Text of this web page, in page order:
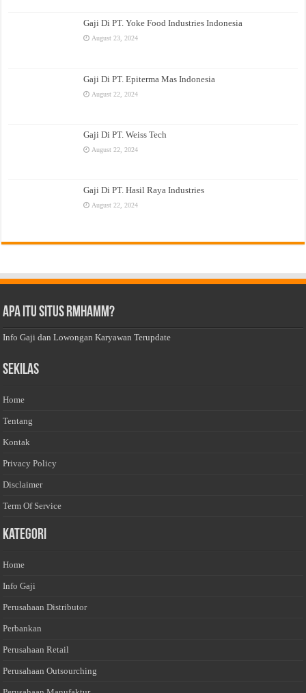
Gaji Di PT. Yoke Food Industries Indonesia
August 23, 2024
Gaji Di PT. Epiterma Mas Indonesia
August 22, 2024
Gaji Di PT. Weiss Tech
August 22, 2024
Gaji Di PT. Hasil Raya Industries
August 22, 2024
Apa Itu Situs Rmhamm?
Info Gaji dan Lowongan Karyawan Terupdate
Sekilas
Home
Tentang
Kontak
Privacy Policy
Disclaimer
Term Of Service
Kategori
Home
Info Gaji
Perusahaan Distributor
Perbankan
Perusahaan Retail
Perusahaan Outsourching